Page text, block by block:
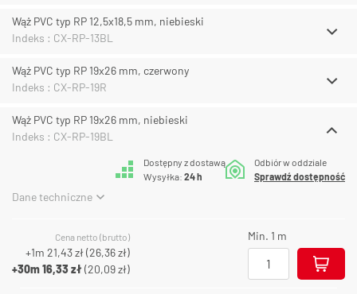
Wąż PVC typ RP 12,5x18,5 mm, niebieski
Indeks : CX-RP-13BL
Wąż PVC typ RP 19x26 mm, czerwony
Indeks : CX-RP-19R
Wąż PVC typ RP 19x26 mm, niebieski
Indeks : CX-RP-19BL
Dostępny z dostawą
Wysyłka: 24 h
Odbiór w oddziale
Sprawdź dostępność
Dane techniczne
Cena netto (brutto)
+1m 21,43 zł(26,36 zł)
+30m16,33 zł(20,09 zł)
Min. 1 m